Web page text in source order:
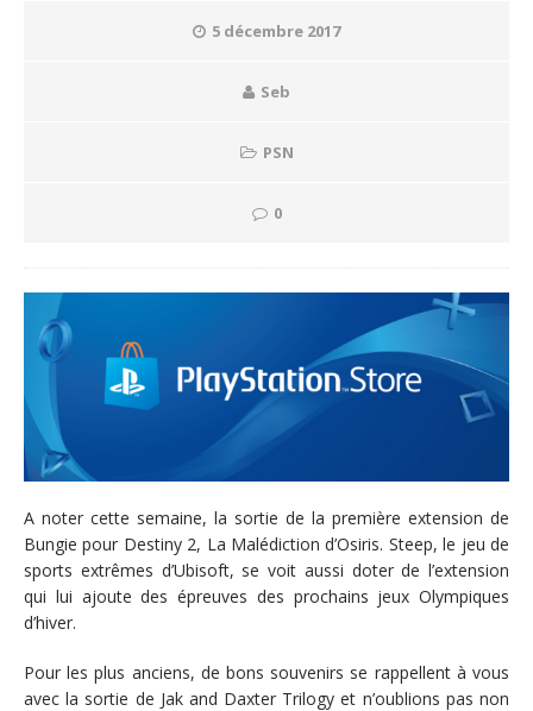
5 décembre 2017
Seb
PSN
0
A noter cette semaine, la sortie de la première extension de
Bungie pour Destiny 2, La Malédiction d’Osiris. Steep, le jeu de
sports extrêmes d’Ubisoft, se voit aussi doter de l’extension
qui lui ajoute des épreuves des prochains jeux Olympiques
d’hiver.
Pour les plus anciens, de bons souvenirs se rappellent à vous
avec la sortie de Jak and Daxter Trilogy et n’oublions pas non